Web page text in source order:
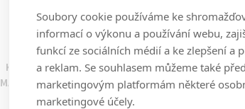
Soubory cookie používáme ke
informací o výkonu a používání webu,
funkcí ze sociálních médií a ke zlepšení a
a reklam. Se souhlasem můžeme také
marketingovým platformám některé
marketingové účely.
Kuchyňská linka STILO - Claygrey
MAT / Artisan - dvířka na myčku (ZM
570x596)
Kód:2000000573618
MAT /